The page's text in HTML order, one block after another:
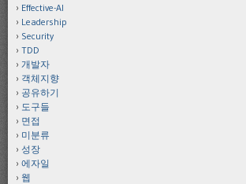
Effective-AI
Leadership
Security
TDD
개발자
객체지향
공유하기
도구들
면접
미분류
성장
에자일
웹